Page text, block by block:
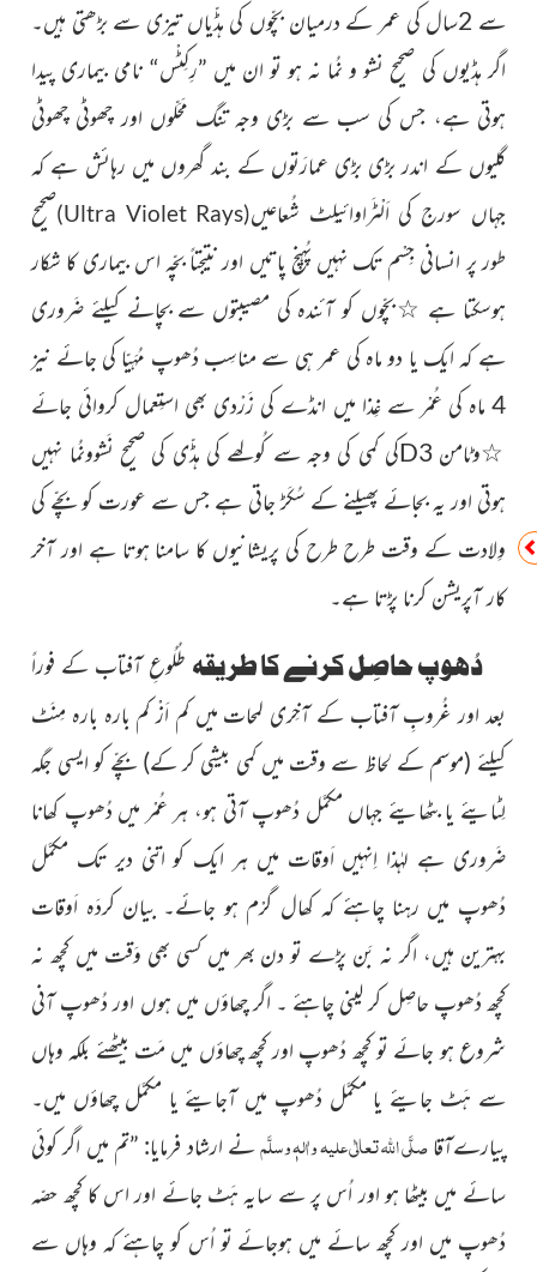
سے 2سال کی عمر کے درمیان بچّوں کی ہڈّیاں تیزی سے بڑھتی ہیں۔
اگر ہڈیوں کی صحيح نشو و نُما نہ ہو تو ان میں ”رِکِٹْس“ نامی بیماری پیدا
ہوتی ہے، جس کی سب سے بڑی وجہ تنگ مَحَلّوں اور چھوٹی چھوٹی
گلیوں کے اندر بڑی بڑی عمارَتوں کے بند گھروں میں رہائش ہے کہ
جہاں سورج کی اَلْٹَراوائیلِٹ شُعاعیں(
Ultra Violet Rays
) صحيح
طور پر انسانی جِسْم تک نہیں پُہنچ پاتیں اور نتیجتاً بچّہ اس بیماری کا شکار
ہوسکتا ہے ☆بچّوں کو آئندہ کی مصیبتوں سے بچانے کیلئے ضَروری
ہے کہ ایک یا دو ماہ کی عمر ہی سے مناسِب دُھوپ مُہَیّا کی جائے نیز
4 ماہ کی عُمْر سے غِذا میں انڈے کی زَرْدی بھی استِعمال کروائی جائے
☆وٹامن D3کی کمی کی وجہ سے کُولھے کی ہڈّی کی صحيح نَشوونُما نہیں
ہوتی اور یہ بجائے پھیلنے کے سُکَڑ جاتی ہے جس سے عورت کو بچّے کی
وِلادت کے وقت طرح طرح کی پریشانیوں کا سامنا ہوتا ہے اور آخر
کار آپریشن کرنا پڑتا ہے۔
دُھوپ حاصِل کرنے کا طریقہ طُلُوعِ آفتاب کے فوراً
بعد اور غُروبِ آفتاب کے آخِری لمحات میں کم اَزْ کم بارہ بارہ مِنَٹ
کیلئے (موسم کے لحاظ سے وقت میں کمی بیشی کر کے)بچّے کو ایسی جگہ
لِٹایئے یا بٹھایئے جہاں مکمَّل دُھوپ آتی ہو، ہر عُمْر میں دُھوپ کھانا
ضَروری ہے لہٰذا اِنہیں اَوقات میں ہر ایک کو اتنی دیر تک مکمَّل
دُھوپ میں رہنا چاہئے کہ کھال گرْم ہو جائے۔ بیان کردَہ اَوقات
بہترین ہیں، اگر نہ بَن پڑے تو دن بھر میں کسی بھی وَقت میں کچھ نہ
کچھ دُھوپ حاصِل کر لینی چاہئے ۔ اگر چھاؤں میں ہوں اور دُھوپ آنی
شروع ہو جائے تو کچھ دُھوپ اور کچھ چھاؤں میں مَت بیٹھئے بلکہ وہاں
سے ہَٹ جایئے یا مکمَّل دُھوپ میں آجایئے یا مکمَّل چھاؤں میں۔
پیارےآقاصلَّی اللہ تعالٰی علیہ واٰلہٖ وسلَّمنے ارشاد فرمایا: ”تم میں اگر کوئی
سائے میں بیٹھا ہو اور اُس پر سے سایہ ہَٹ جائے اور اس کا کچھ حصّہ
دُھوپ میں اور کچھ سائے میں ہوجائے تو اُس کو چاہئے کہ وہاں سے